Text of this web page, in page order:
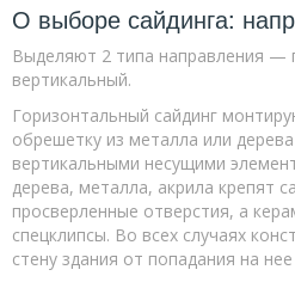
О выборе сайдинга:
Выделяют 2 типа направления —
вертикальный.
Горизонтальный сайдинг
обрешетку из металла или
вертикальными несущими
дерева, металла, акрила крепят
просверленные отверстия, а
спецклипсы. Во всех случаях
стену здания от попадания на